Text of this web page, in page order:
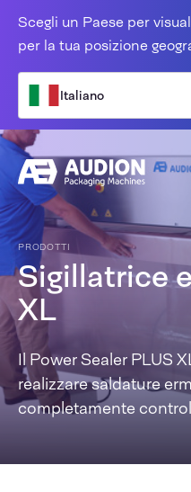
Scegli un Paese per
per la tua posizione
Italiano
PRODOTTI
Sigillatrice
XL
Il Power Sealer PLUS
realizzare saldature
completamente